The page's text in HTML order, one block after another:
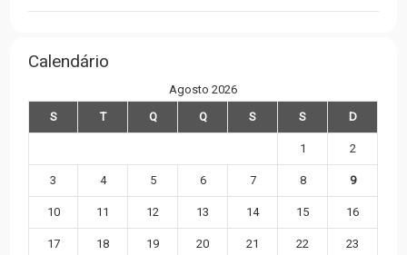
Calendário
Agosto 2026
S
T Q Q S S D
1 2
3 4 5 6 7 8 9
10 11 12 13 14 15 16
17 18 19 20 21 22 23